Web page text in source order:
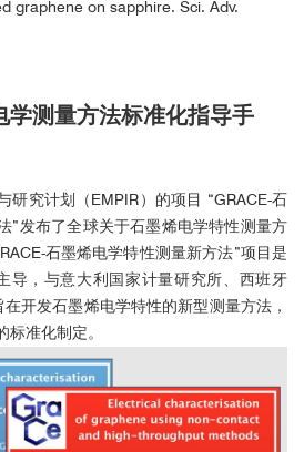
graphene on sapphire. Sci. Adv.
测量方法标准化指导手
研究计划（EMPIR）的项目 “GRACE-石
”发布了全球关于石墨烯电学特性测量方
石墨烯电学特性测量新方法”项目是
导，与意大利国家计量研究所、西班牙
开发石墨烯电学特性的新型测量方法，
准化制定。